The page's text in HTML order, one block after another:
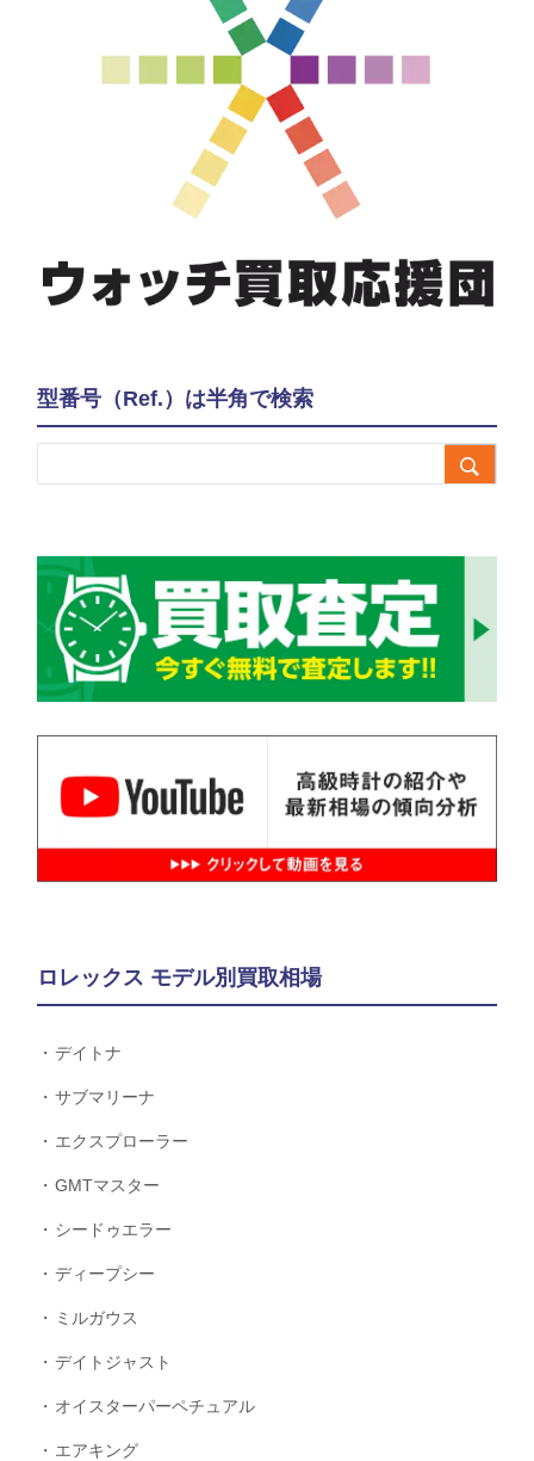
型番号（Ref.）は半角で検索

ロレックス モデル別買取相場
デイトナ
サブマリーナ
エクスプローラー
GMTマスター
シードゥエラー
ディープシー
ミルガウス
デイトジャスト
オイスターパーペチュアル
エアキング